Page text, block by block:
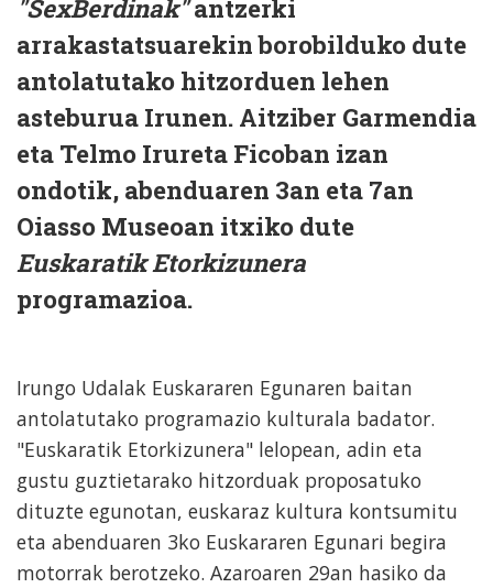
"SexBerdinak"antzerki
arrakastatsuarekin borobilduko dute
antolatutako hitzorduen lehen
asteburua Irunen. Aitziber Garmendia
eta Telmo Irureta Ficoban izan
ondotik, abenduaren 3an eta 7an
Oiasso Museoan itxiko dute
Euskaratik Etorkizunera
programazioa.
Irungo Udalak Euskararen Egunaren baitan
antolatutako programazio kulturala badator.
"Euskaratik Etorkizunera" lelopean, adin eta
gustu guztietarako hitzorduak proposatuko
dituzte egunotan, euskaraz kultura kontsumitu
eta abenduaren 3ko Euskararen Egunari begira
motorrak berotzeko. Azaroaren 29an hasiko da